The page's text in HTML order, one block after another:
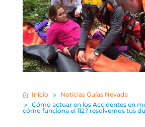
Inicio
Noticias Guías Nevada
Cómo actuar en los Accidentes en
cómo funciona el 112? resolvemos tus